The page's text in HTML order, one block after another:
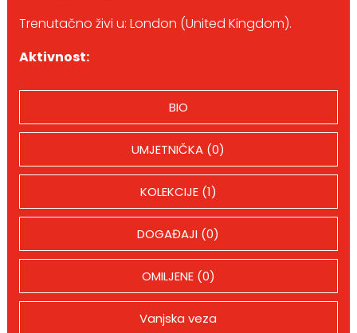
Trenutačno živi u: London (United Kingdom).
Aktivnost:
BIO
UMJETNIČKA (0)
KOLEKCIJE (1)
DOGAĐAJI (0)
OMILJENE (0)
Vanjska veza